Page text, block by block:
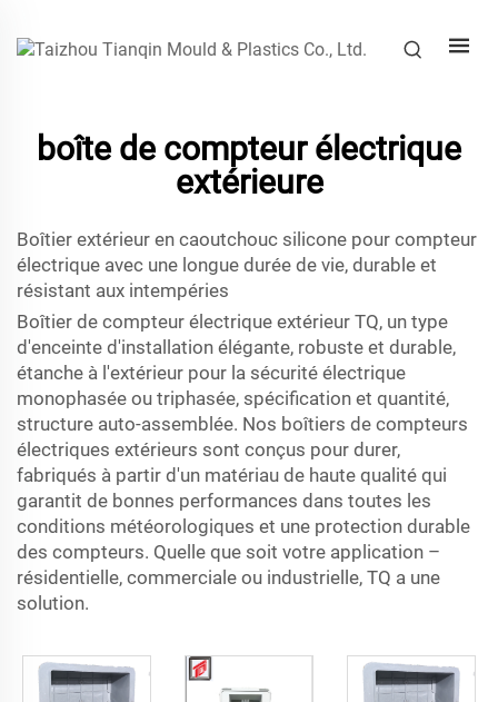
boîte de compteur électrique
extérieure
Boîtier extérieur en caoutchouc silicone pour compteur
électrique avec une longue durée de vie, durable et
résistant aux intempéries
Boîtier de compteur électrique extérieur TQ, un type
d'enceinte d'installation élégante, robuste et durable,
étanche à l'extérieur pour la sécurité électrique
monophasée ou triphasée, spécification et quantité,
structure auto-assemblée. Nos boîtiers de compteurs
électriques extérieurs sont conçus pour durer,
fabriqués à partir d'un matériau de haute qualité qui
garantit de bonnes performances dans toutes les
conditions météorologiques et une protection durable
des compteurs. Quelle que soit votre application –
résidentielle, commerciale ou industrielle, TQ a une
solution.